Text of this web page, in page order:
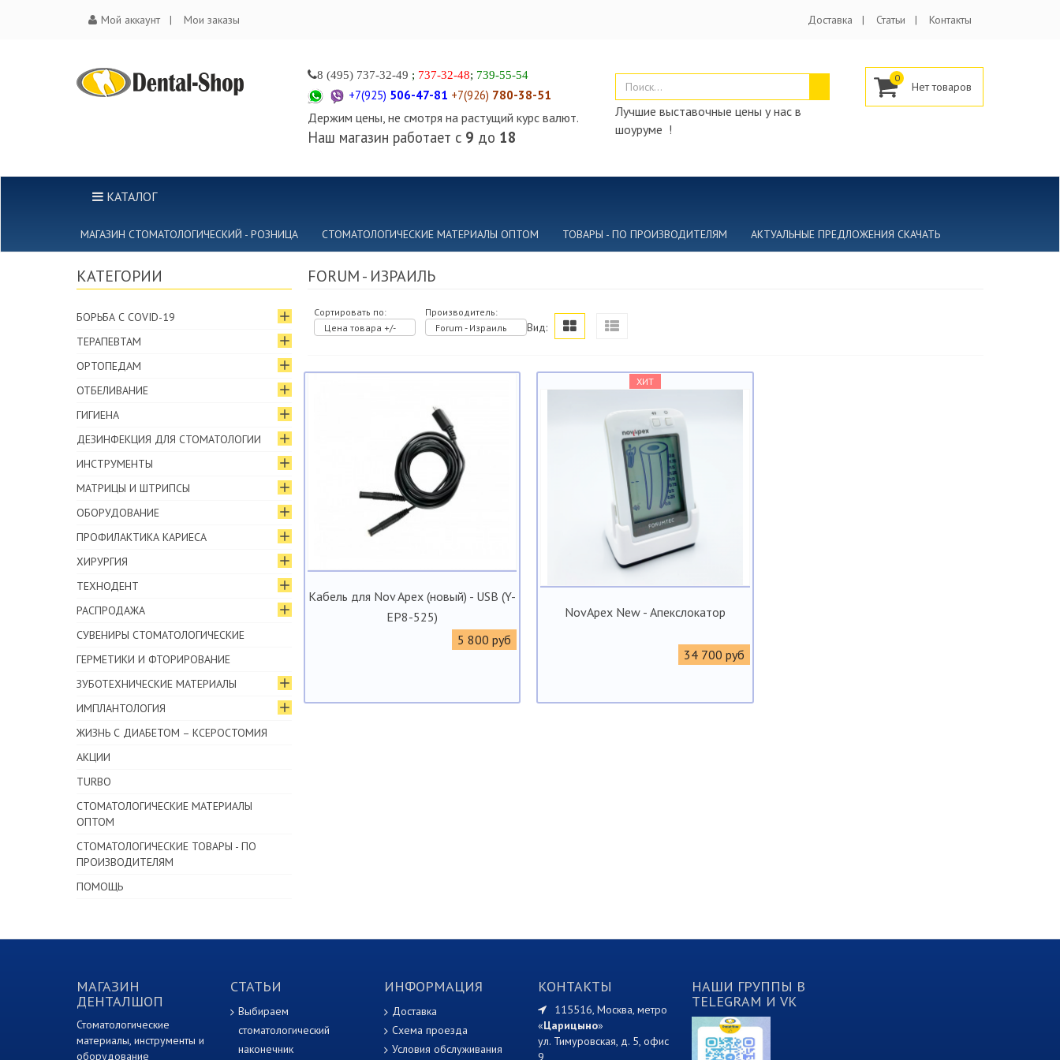
Мой аккаунт Мои заказы Доставка Статьи Контакты
8 (495) 737-32-49 ; 737-32-48; 739-55-54
+7(925) 506-47-81 +7(926) 780-38-51
Держим цены, не смотря на растущий курс валют.
Наш магазин работает с 9 до 18
Лучшие выставочные цены у нас в
шоуруме !
0
КАТАЛОГ
МАГАЗИН СТОМАТОЛОГИЧЕСКИЙ - РОЗНИЦА СТОМАТОЛОГИЧЕСКИЕ МАТЕРИАЛЫ ОПТОМ ТОВАРЫ - ПО ПРОИЗВОДИТЕЛЯМ АКТУАЛЬНЫЕ ПРЕДЛОЖЕНИЯ СКАЧАТЬ
FORUM - ИЗРАИЛЬ
Сортировать по:
Цена товара +/-
Производитель:
Forum - Израиль
Вид:
Кабель для Nov Apex (новый) - USB (Y-
EP8-525)
5 800 руб
ХИТ
NovApex New - Апекслокатор
34 700 руб
КАТЕГОРИИ
БОРЬБА С COVID-19
ТЕРАПЕВТАМ
ОРТОПЕДАМ
ОТБЕЛИВАНИЕ
ГИГИЕНА
ДЕЗИНФЕКЦИЯ ДЛЯ СТОМАТОЛОГИИ
ИНСТРУМЕНТЫ
МАТРИЦЫ И ШТРИПСЫ
ОБОРУДОВАНИЕ
ПРОФИЛАКТИКА КАРИЕСА
ХИРУРГИЯ
ТЕХНОДЕНТ
РАСПРОДАЖА
СУВЕНИРЫ СТОМАТОЛОГИЧЕСКИЕ
ГЕРМЕТИКИ И ФТОРИРОВАНИЕ
ЗУБОТЕХНИЧЕСКИЕ МАТЕРИАЛЫ
ИМПЛАНТОЛОГИЯ
ЖИЗНЬ С ДИАБЕТОМ – КСЕРОСТОМИЯ
АКЦИИ
TURBO
СТОМАТОЛОГИЧЕСКИЕ МАТЕРИАЛЫ
ОПТОМ
СТОМАТОЛОГИЧЕСКИЕ ТОВАРЫ - ПО
ПРОИЗВОДИТЕЛЯМ
ПОМОЩЬ
МАГАЗИН
ДЕНТАЛШОП
Стоматологические
материалы, инструменты и
оборудование
СТАТЬИ
Выбираем
стоматологический
наконечник
ИНФОРМАЦИЯ
Доставка
Схема проезда
Условия обслуживания
КОНТАКТЫ
115516, Москва, метро
«Царицыно»
ул. Тимуровская, д. 5, офис
9
НАШИ ГРУППЫ В
TELEGRAM И VK